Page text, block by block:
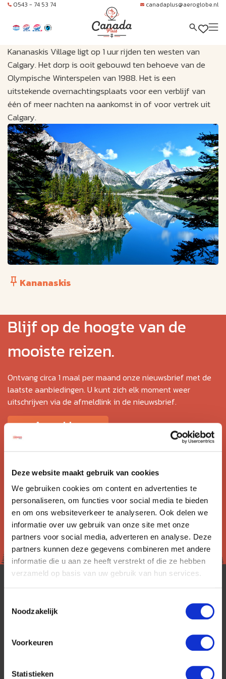
Deze website maakt gebruik van cookies
We gebruiken cookies om content en advertenties te
personaliseren, om functies voor social media te bieden
en om ons websiteverkeer te analyseren. Ook delen we
informatie over uw gebruik van onze site met onze
partners voor social media, adverteren en analyse. Deze
partners kunnen deze gegevens combineren met andere
informatie die u aan ze heeft verstrekt of die ze hebben
verzameld op basis van uw gebruik van hun services.
Noodzakelijk
Voorkeuren
Statistieken
0543 - 74 53 74 canadaplus@aeroglobe.nl
Kananaskis Village ligt op 1 uur rijden ten westen van
Calgary. Het dorp is ooit gebouwd ten behoeve van de
Olympische Winterspelen van 1988. Het is een
uitstekende overnachtingsplaats voor een verblijf van
één of meer nachten na aankomst in of voor vertrek uit
Calgary.
Kananaskis
Blijf op de hoogte van de
mooiste reizen.
Ontvang circa 1 maal per maand onze nieuwsbrief met de
laatste aanbiedingen. U kunt zich elk moment weer
uitschrijven via de afmeldlink in de nieuwsbrief.
Aanmelden
hoe wij zorgvuldig omgaan met uw
CanadaPlus is al 25 jaar toonaangevend op de
specialisme is het samenstellen van reizen tegen